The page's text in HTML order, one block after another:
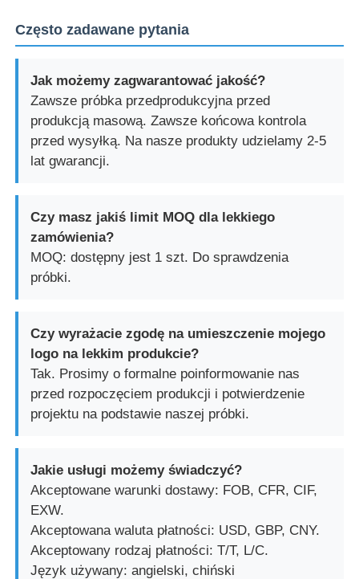
Często zadawane pytania
Jak możemy zagwarantować jakość?
Zawsze próbka przedprodukcyjna przed
produkcją masową. Zawsze końcowa kontrola
przed wysyłką. Na nasze produkty udzielamy 2-5
lat gwarancji.
Czy masz jakiś limit MOQ dla lekkiego
zamówienia?
MOQ: dostępny jest 1 szt. Do sprawdzenia
próbki.
Czy wyrażacie zgodę na umieszczenie mojego
logo na lekkim produkcie?
Tak. Prosimy o formalne poinformowanie nas
przed rozpoczęciem produkcji i potwierdzenie
projektu na podstawie naszej próbki.
Jakie usługi możemy świadczyć?
Akceptowane warunki dostawy: FOB, CFR, CIF,
EXW.
Akceptowana waluta płatności: USD, GBP, CNY.
Akceptowany rodzaj płatności: T/T, L/C.
Język używany: angielski, chiński